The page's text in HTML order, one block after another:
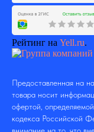
Рейтинг на Yell.ru.
Предоставленная на
товара носит
офертой,
кодекса Российской